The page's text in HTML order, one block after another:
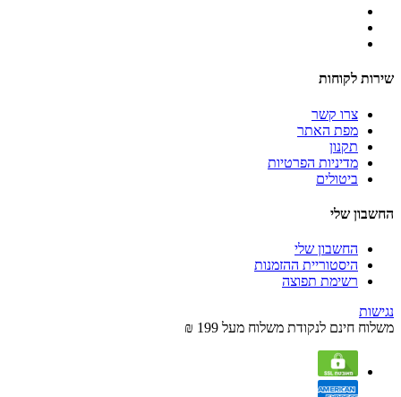
שירות לקוחות
צרו קשר
מפת האתר
תקנון
מדיניות הפרטיות
ביטולים
החשבון שלי
החשבון שלי
היסטוריית ההזמנות
רשימת תפוצה
נגישות
משלוח חינם לנקודת משלוח מעל 199 ₪